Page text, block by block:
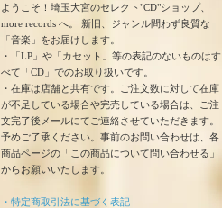
ようこそ！埼玉大宮のセレクト"CD"ショップ、
more records へ。 新旧、ジャンル問わず良質な
「音楽」をお届けします。
・「LP」や「カセット」等の表記のないものはす
べて「CD」でのお取り扱いです。
・在庫は店舗と共有です。ご注文数に対して在庫
が不足している場合や完売している場合は、ご注
文完了後メールにてご連絡させていただきます。
予めご了承ください。事前のお問い合わせは、各
商品ページの「この商品について問い合わせる」
からお願いいたします。
・特定商取引法に基づく表記